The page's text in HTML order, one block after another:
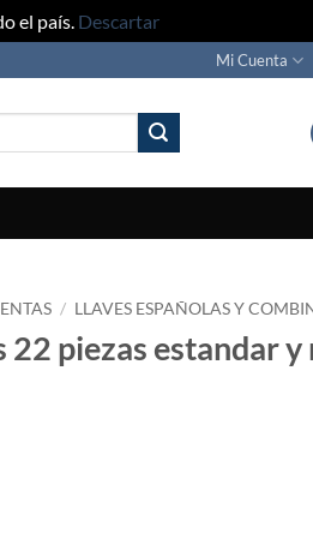
el país. Descartar
Mi Cuenta
/ LLAVES ESPAÑOLAS Y
22 piezas estandar